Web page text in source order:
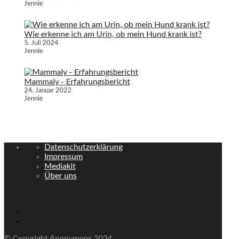
Jennie
Wie erkenne ich am Urin, ob mein Hund krank ist?
5. Juli 2024
Jennie
Mammaly - Erfahrungsbericht
24. Januar 2022
Jennie
Datenschutzerklärung
Impressum
Mediakit
Über uns